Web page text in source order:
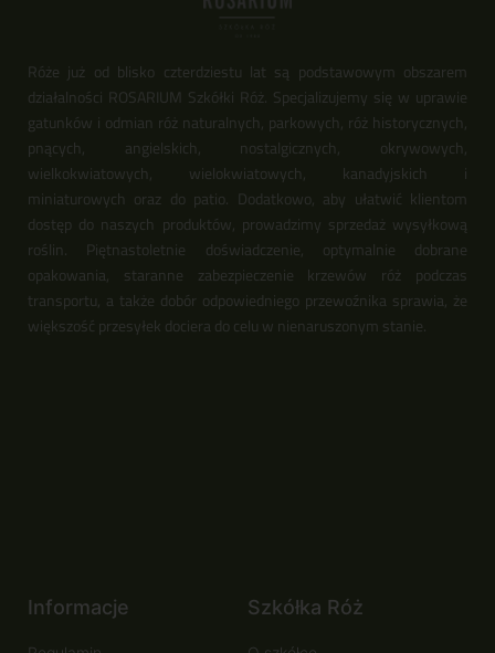
Róże już od blisko czterdziestu lat są podstawowym obszarem
działalności ROSARIUM Szkółki Róż. Specjalizujemy się w uprawie
gatunków i odmian róż naturalnych, parkowych, róż historycznych,
pnących, angielskich, nostalgicznych, okrywowych,
wielkokwiatowych, wielokwiatowych, kanadyjskich i
miniaturowych oraz do patio. Dodatkowo, aby ułatwić klientom
dostęp do naszych produktów, prowadzimy sprzedaż wysyłkową
roślin. Piętnastoletnie doświadczenie, optymalnie dobrane
opakowania, staranne zabezpieczenie krzewów róż podczas
transportu, a także dobór odpowiedniego przewoźnika sprawia, że
większość przesyłek dociera do celu w nienaruszonym stanie.
Informacje Szkółka Róż